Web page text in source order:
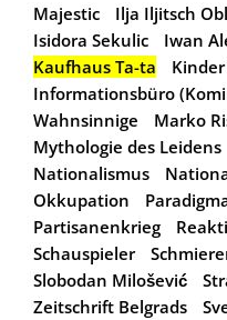
Majestic
Ilja Iljitsch
Isidora Sekulic
Iwan
Kaufhaus Ta-ta
Informationsbüro
Wahnsinnige
Marko
Mythologie des Leidens
Nationalismus
Okkupation
Partisanenkrieg
Schauspieler
Slobodan Milošević
Zeitschrift Belgrads